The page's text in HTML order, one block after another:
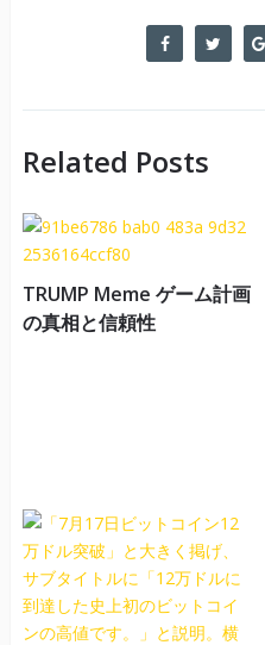
Related Posts
TRUMP Meme ゲーム計画
の真相と信頼性